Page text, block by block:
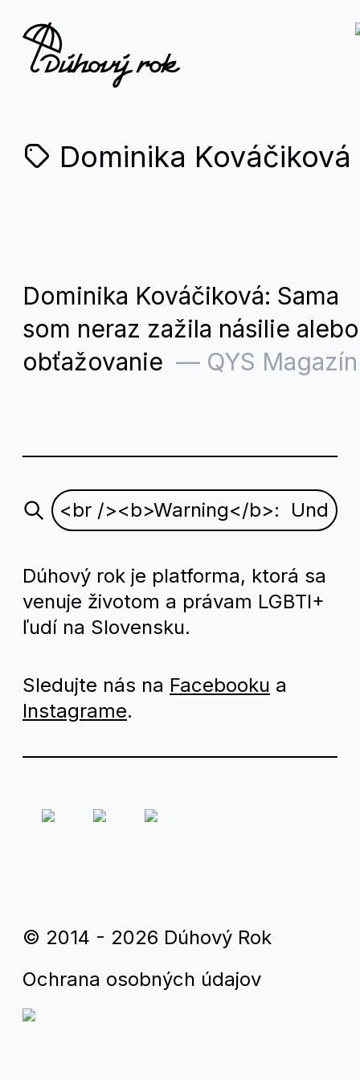
Dominika Kováčiková
Dominika Kováčiková: Sama
som neraz zažila násilie alebo
obťažovanie — QYS Magazín
Dúhový rok je platforma, ktorá sa
venuje životom a právam LGBTI+
ľudí na Slovensku.
Sledujte nás na Facebooku a
Instagrame.
© 2014 - 2026 Dúhový Rok
Ochrana osobných údajov